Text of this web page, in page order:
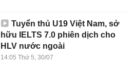
Tuyển thủ U19 Việt Nam, sở
hữu IELTS 7.0 phiên dịch cho
HLV nước ngoài
14:05 Thứ 5, 30/07